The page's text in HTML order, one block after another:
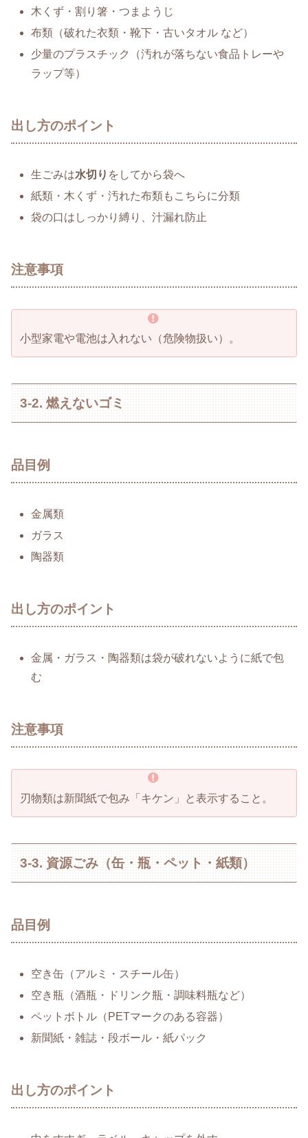
木くず・割り箸・つまようじ
布類（破れた衣類・靴下・古いタオル など）
少量のプラスチック（汚れが落ちない食品トレーや
ラップ等）
出し方のポイント
生ごみは水切り をしてから袋へ
紙類・木くず・汚れた布類もこちらに分類
袋の口はしっかり縛り、汁漏れ防止
注意事項
小型家電や電池は入れない（危険物扱い）。
3-2. 燃えないゴミ
品目例
金属類
ガラス
陶器類
出し方のポイント
金属・ガラス・陶器類は袋が破れないように紙で包
む
注意事項
刃物類は新聞紙で包み「キケン」と表示すること。
3-3. 資源ごみ（缶・瓶・ペット・紙類）
品目例
空き缶（アルミ・スチール缶）
空き瓶（酒瓶・ドリンク瓶・調味料瓶など）
ペットボトル（PETマークのある容器）
新聞紙・雑誌・段ボール・紙パック
出し方のポイント